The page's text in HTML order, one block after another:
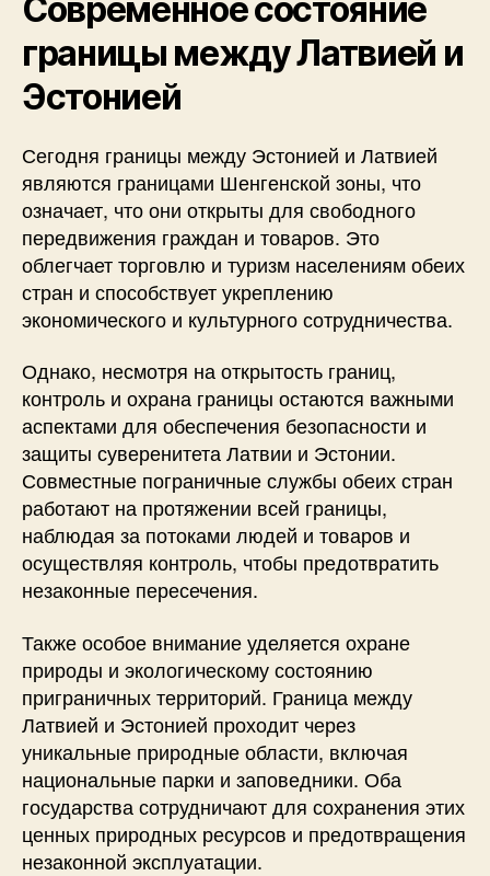
Современное состояние
границы между Латвией и
Эстонией
Сегодня границы между Эстонией и Латвией
являются границами Шенгенской зоны, что
означает, что они открыты для свободного
передвижения граждан и товаров. Это
облегчает торговлю и туризм населениям обеих
стран и способствует укреплению
экономического и культурного сотрудничества.
Однако, несмотря на открытость границ,
контроль и охрана границы остаются важными
аспектами для обеспечения безопасности и
защиты суверенитета Латвии и Эстонии.
Совместные пограничные службы обеих стран
работают на протяжении всей границы,
наблюдая за потоками людей и товаров и
осуществляя контроль, чтобы предотвратить
незаконные пересечения.
Также особое внимание уделяется охране
природы и экологическому состоянию
приграничных территорий. Граница между
Латвией и Эстонией проходит через
уникальные природные области, включая
национальные парки и заповедники. Оба
государства сотрудничают для сохранения этих
ценных природных ресурсов и предотвращения
незаконной эксплуатации.